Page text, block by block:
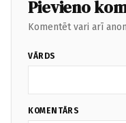
Pievieno
Komentēt vari arī
VĀRDS
KOMENTĀRS